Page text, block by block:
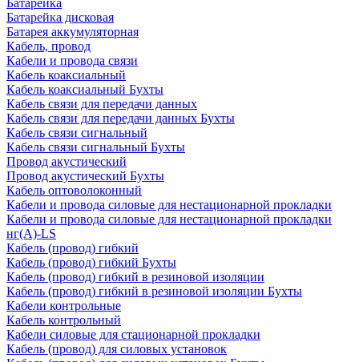
Батарейка
Батарейка дисковая
Батарея аккумуляторная
Кабель, провод
Кабели и провода связи
Кабель коаксиальный
Кабель коаксиальный Бухты
Кабель связи для передачи данных
Кабель связи для передачи данных Бухты
Кабель связи сигнальный
Кабель связи сигнальный Бухты
Провод акустический
Провод акустический Бухты
Кабель оптоволоконный
Кабели и провода силовые для нестационарной прокладки
Кабели и провода силовые для нестационарной прокладки
нг(А)-LS
Кабель (провод) гибкий
Кабель (провод) гибкий Бухты
Кабель (провод) гибкий в резиновой изоляции
Кабель (провод) гибкий в резиновой изоляции Бухты
Кабели контрольные
Кабель контрольный
Кабели силовые для стационарной прокладки
Кабель (провод) для силовых установок